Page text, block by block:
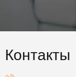
Контакты